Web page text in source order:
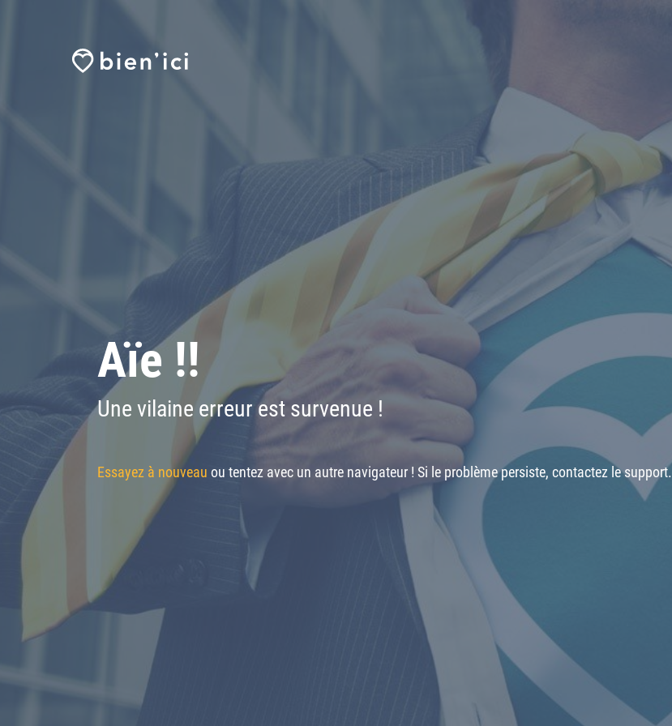
Aïe !!
Une vilaine erreur est survenue !
Essayez à nouveau ou tentez avec un autre navigateur ! Si le problème persiste, contactez le support.